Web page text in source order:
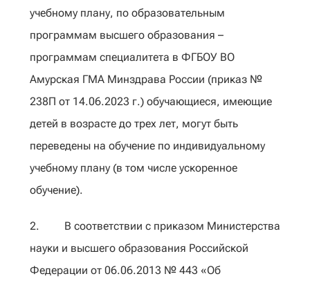
учебному плану, по образовательным
программам высшего образования –
программам специалитета в ФГБОУ ВО
Амурская ГМА Минздрава России (приказ №
238П от 14.06.2023 г.) обучающиеся, имеющие
детей в возрасте до трех лет, могут быть
переведены на обучение по индивидуальному
учебному плану (в том числе ускоренное
обучение).
2. В соответствии с приказом Министерства
науки и высшего образования Российской
Федерации от 06.06.2013 № 443 «Об